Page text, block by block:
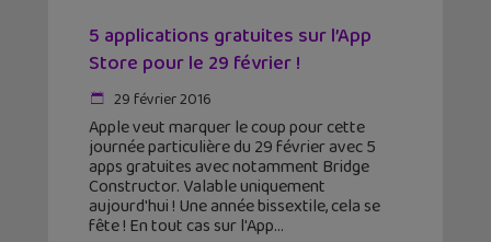
5 applications gratuites sur l’App
Store pour le 29 février !
29 février 2016
Apple veut marquer le coup pour cette
journée particulière du 29 février avec 5
apps gratuites avec notamment Bridge
Constructor. Valable uniquement
aujourd'hui ! Une année bissextile, cela se
fête ! En tout cas sur l'App